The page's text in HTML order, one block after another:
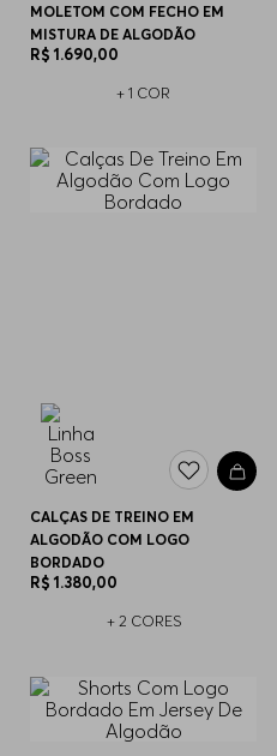
MOLETOM COM FECHO EM
MISTURA DE ALGODÃO
R$ 1.690,00
+ 1 COR
CALÇAS DE TREINO EM
ALGODÃO COM LOGO
BORDADO
R$ 1.380,00
+ 2 CORES